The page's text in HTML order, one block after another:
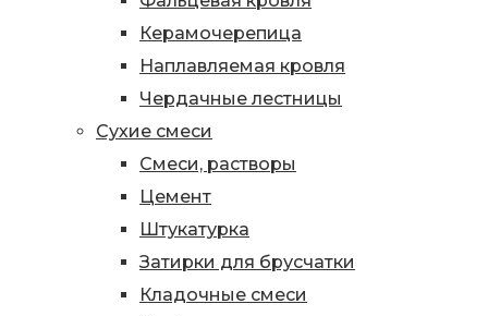
Керамочерепица
Наплавляемая кровля
Чердачные лестницы
Сухие смеси
Смеси, растворы
Цемент
Штукатурка
Затирки для брусчатки
Кладочные смеси